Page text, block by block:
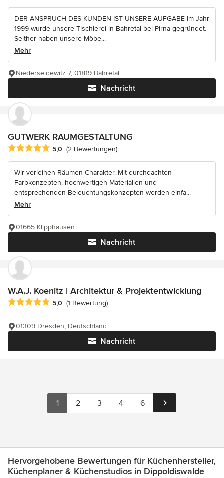
DER ANSPRUCH DES KUNDEN IST UNSERE AUFGABE Im Jahr
1999 wurde unsere Tischlerei in Bahretal bei Pirna gegründet.
Seither haben unsere Möbe...
Mehr
Nachricht
Niederseidewitz 7, 01819 Bahretal
GUTWERK RAUMGESTALTUNG
Durchschnittliche Bewertung: 5 von 5 Sternen
5,0 (2 Bewertungen)
Wir verleihen Räumen Charakter. Mit durchdachten
Farbkonzepten, hochwertigen Materialien und
entsprechenden Beleuchtungskonzepten werden einfa...
Mehr
Nachricht
01665 Klipphausen
W.A.J. Koenitz | Architektur & Projektentwicklung
Durchschnittliche Bewertung: 5 von 5 Sternen
5,0 (1 Bewertung)
Nachricht
01309 Dresden, Deutschland
1 2 3 4 6
Hervorgehobene Bewertungen für Küchenhersteller,
Küchenplaner & Küchenstudios in Dippoldiswalde